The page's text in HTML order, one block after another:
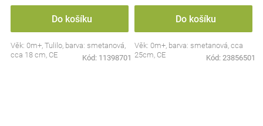
Do košíku
Věk: 0m+, Tulilo, barva: smetanová,
cca 18 cm, CE
Kód: 11398701
Do košíku
Věk: 0m+, barva: smetanová, cca
25cm, CE
Kód: 23856501